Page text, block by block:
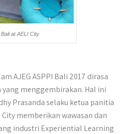
at AELI City
AJEG ASPPI Bali 2017 dirasa
yang menggembirakan. Hal ini
Prasanda selaku ketua panitia
City memberikan wawasan dan
industri Experiential Learning